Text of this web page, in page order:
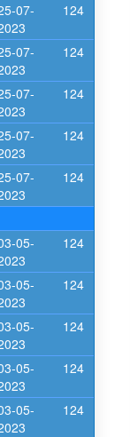
07-
124
07-
124
07-
124
07-
124
07-
124
05-
124
05-
124
05-
124
05-
124
05-
124